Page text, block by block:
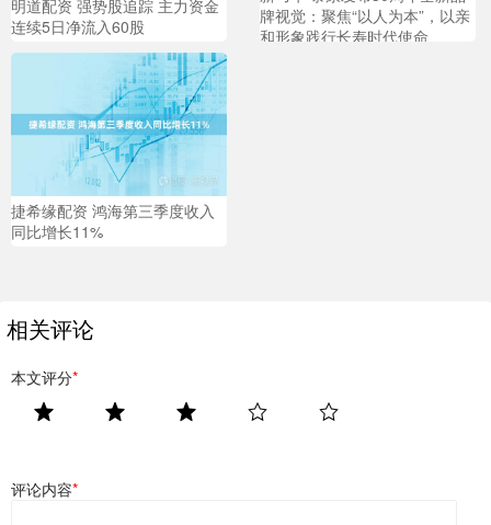
明道配资 强势股追踪 主力资金
连续5日净流入60股
牌视觉：聚焦“以人为本”，以亲
和形象践行长寿时代使命
捷希缘配资 鸿海第三季度收入
同比增长11%
相关评论
本文评分*
评论内容*